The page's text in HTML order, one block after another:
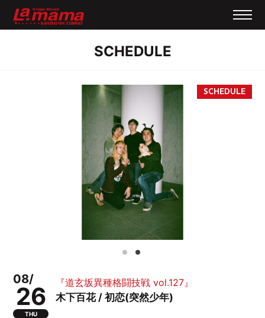
SCHEDULE
08/
26
THU
『道玄坂異種格闘技戦 vol.127』
木下百花 / 初恋(突然少年)